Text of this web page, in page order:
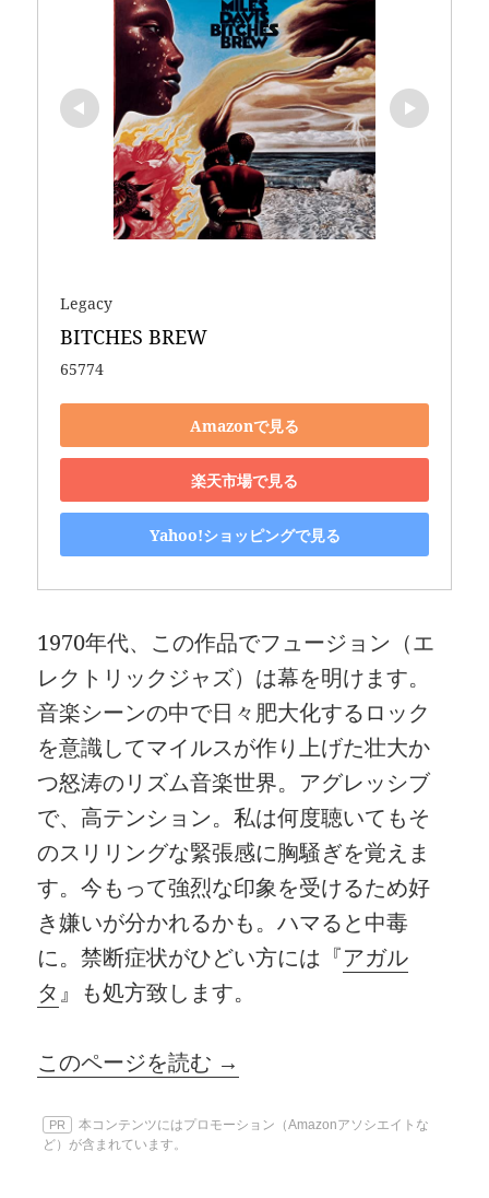
Legacy
BITCHES BREW
65774
Amazonで見る
楽天市場で見る
Yahoo!ショッピングで見る
1970年代、この作品でフュージョン（エ
レクトリックジャズ）は幕を明けます。
音楽シーンの中で日々肥大化するロック
を意識してマイルスが作り上げた壮大か
つ怒涛のリズム音楽世界。アグレッシブ
で、高テンション。私は何度聴いてもそ
のスリリングな緊張感に胸騒ぎを覚えま
す。今もって強烈な印象を受けるため好
き嫌いが分かれるかも。ハマると中毒
に。禁断症状がひどい方には『アガル
タ』も処方致します。
このページを読む →
PR
本コンテンツにはプロモーション（Amazonアソシエイトな
ど）が含まれています。